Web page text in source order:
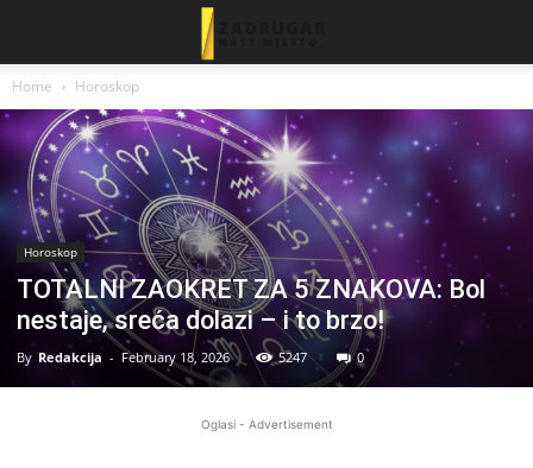
Home Horoskop
Horoskop
TOTALNI ZAOKRET ZA 5 ZNAKOVA: Bol
nestaje, sreća dolazi – i to brzo!
By Redakcija - February 18, 2026 5247 0
Oglasi - Advertisement